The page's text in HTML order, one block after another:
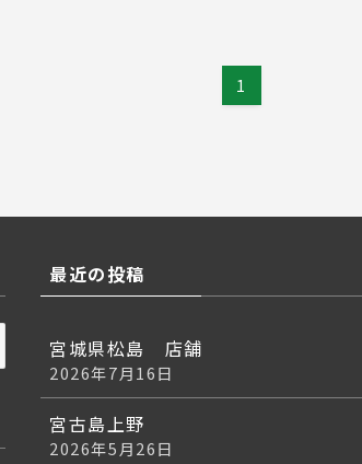
1
最近の投稿
宮城県松島 店舗
2026年7月16日
宮古島上野
2026年5月26日